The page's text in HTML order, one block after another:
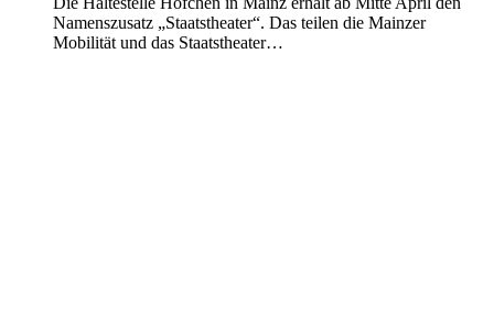
Namenszusatz „Staatstheater“. Das teilen die Mainzer
Mobilität und das Staatstheater…